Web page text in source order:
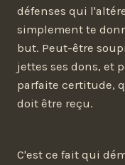
défenses qui
simplement te
but. Peut-être
jettes ses dons, et
parfaite certitude,
doit être reçu.
C'est ce fait qui